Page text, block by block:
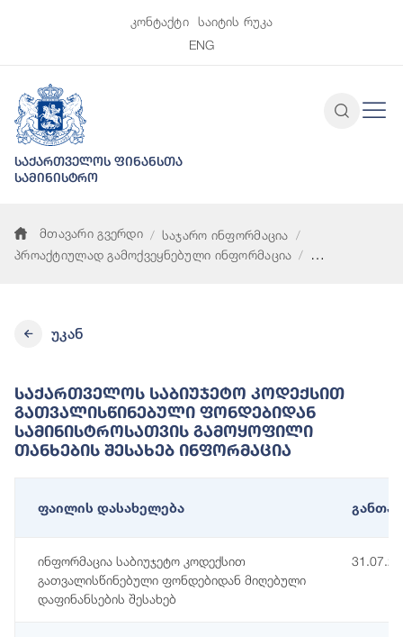
კონტაქტი
საიტის რუკა
ENG
საქართველოს ფინანსთა
სამინისტრო
მთავარი გვერდი
საჯარო ინფორმაცია
პროაქტიულად გამოქვეყნებული ინფორმაცია
უკან
Საქართველოს Საბიუჯეტო Კოდექსით
Გათვალისწინებული Ფონდებიდან
Სამინისტროსათვის Გამოყოფილი
Თანხების Შესახებ Ინფორმაცია
ფაილის დასახელება
ინფორმაცია საბიუჯეტო კოდექსით
გათვალისწინებული ფონდებიდან მიღებული
დაფინანსების შესახებ